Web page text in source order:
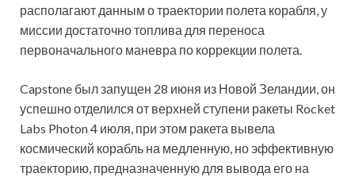
располагают данным о траектории полета корабля, у
миссии достаточно топлива для переноса
первоначального маневра по коррекции полета.
Capstone был запущен 28 июня из Новой Зеландии, он
успешно отделился от верхней ступени ракеты Rocket
Labs Photon 4 июля, при этом ракета вывела
космический корабль на медленную, но эффективную
траекторию, предназначенную для вывода его на